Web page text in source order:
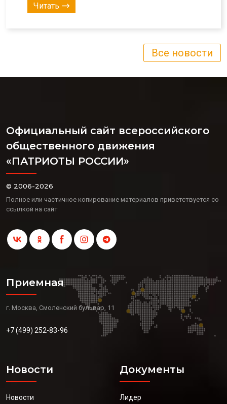
Читать
Все новости
Официальный сайт всероссийского
общественного движения
«ПАТРИОТЫ РОССИИ»
© 2006-2026
Полное или частичное копирование материалов приветствуется со
ссылкой на сайт
Приемная
г. Москва, Смоленский бульвар, 11
+7 (499) 252-83-96
Новости
Новости
Документы
Лидер